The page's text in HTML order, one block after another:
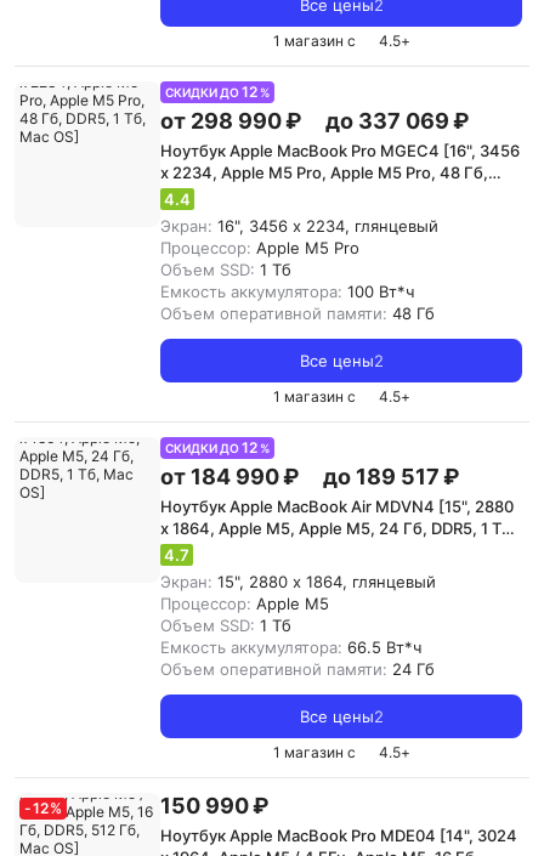
Все цены2
1 магазин с 4.5+
СКИДКИ ДО12 %
от 298 990 ₽ до 337 069 ₽
Ноутбук Apple MacBook Pro MGEC4 [16", 3456
x 2234, Apple M5 Pro, Apple M5 Pro, 48 Гб,
DDR5, 1 Тб, Mac OS]
4.4
Экран: 16", 3456 x 2234, глянцевый
Процессор: Apple M5 Pro
Объем SSD: 1 Тб
Емкость аккумулятора: 100 Вт*ч
Объем оперативной памяти: 48 Гб
Все цены2
1 магазин с 4.5+
СКИДКИ ДО12 %
от 184 990 ₽ до 189 517 ₽
Ноутбук Apple MacBook Air MDVN4 [15", 2880
x 1864, Apple M5, Apple M5, 24 Гб, DDR5, 1 Тб,
Mac OS]
4.7
Экран: 15", 2880 x 1864, глянцевый
Процессор: Apple M5
Объем SSD: 1 Тб
Емкость аккумулятора: 66.5 Вт*ч
Объем оперативной памяти: 24 Гб
Все цены2
1 магазин с 4.5+
-12% 150 990 ₽
Ноутбук Apple MacBook Pro MDE04 [14", 3024